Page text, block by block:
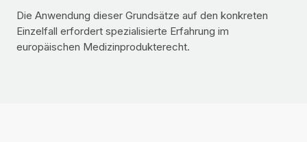
Die Anwendung dieser Grundsätze auf den konkreten
Einzelfall erfordert spezialisierte Erfahrung im
europäischen Medizinprodukterecht.